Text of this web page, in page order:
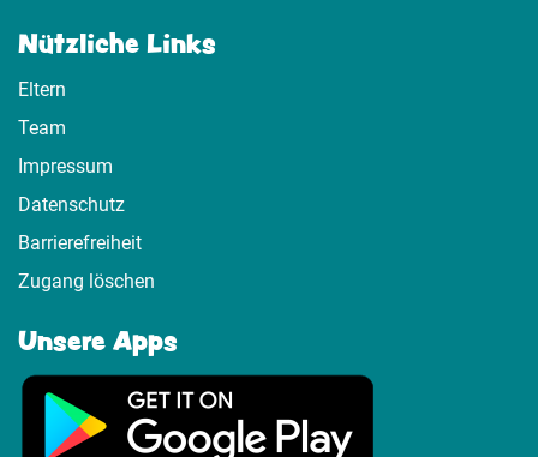
Nützliche Links
Eltern
Team
Impressum
Datenschutz
Barrierefreiheit
Zugang löschen
Unsere Apps